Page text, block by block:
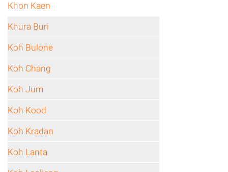
Khon Kaen
Khura Buri
Koh Bulone
Koh Chang
Koh Jum
Koh Kood
Koh Kradan
Koh Lanta